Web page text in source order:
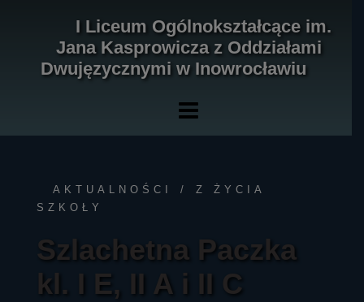
I Liceum Ogólnokształcące im.
Jana Kasprowicza z Oddziałami
Dwujęzycznymi w Inowrocławiu
AKTUALNOŚCI
Z ŻYCIA
SZKOŁY
Szlachetna Paczka
kl. I E, II A i II C